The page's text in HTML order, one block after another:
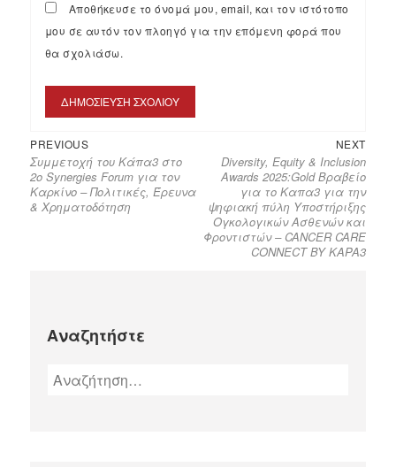
Αποθήκευσε το όνομά μου, email, και τον ιστότοπο
μου σε αυτόν τον πλοηγό για την επόμενη φορά που
θα σχολιάσω.
PREVIOUS
Συμμετοχή του Κάπα3 στο
2ο Synergies Forum για τον
Καρκίνο – Πολιτικές, Έρευνα
& Χρηματοδότηση
NEXT
Diversity, Equity & Inclusion
Awards 2025:Gold Βραβείο
για το Καπα3 για την
ψηφιακή πύλη Υποστήριξης
Ογκολογικών Ασθενών και
Φροντιστών – CANCER CARE
CONNECT BY KAPA3
Αναζητήστε